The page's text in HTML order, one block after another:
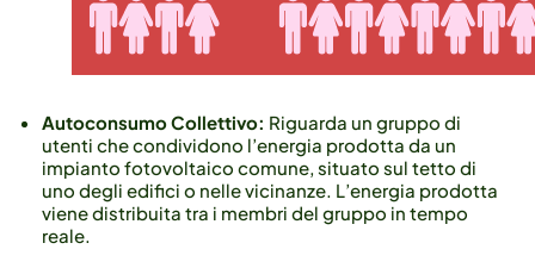
Autoconsumo Collettivo: Riguarda un gruppo di
utenti che condividono l’energia prodotta da un
impianto fotovoltaico comune, situato sul tetto di
uno degli edifici o nelle vicinanze. L’energia prodotta
viene distribuita tra i membri del gruppo in tempo
reale.